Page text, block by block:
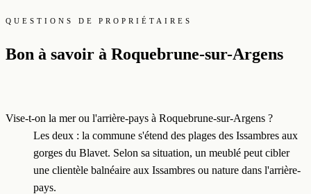
QUESTIONS DE PROPRIÉTAIRES
Bon à savoir à Roquebrune-sur-Argens
Vise-t-on la mer ou l'arrière-pays à Roquebrune-sur-Argens ?
Les deux : la commune s'étend des plages des Issambres aux
gorges du Blavet. Selon sa situation, un meublé peut cibler
une clientèle balnéaire aux Issambres ou nature dans l'arrière-
pays.